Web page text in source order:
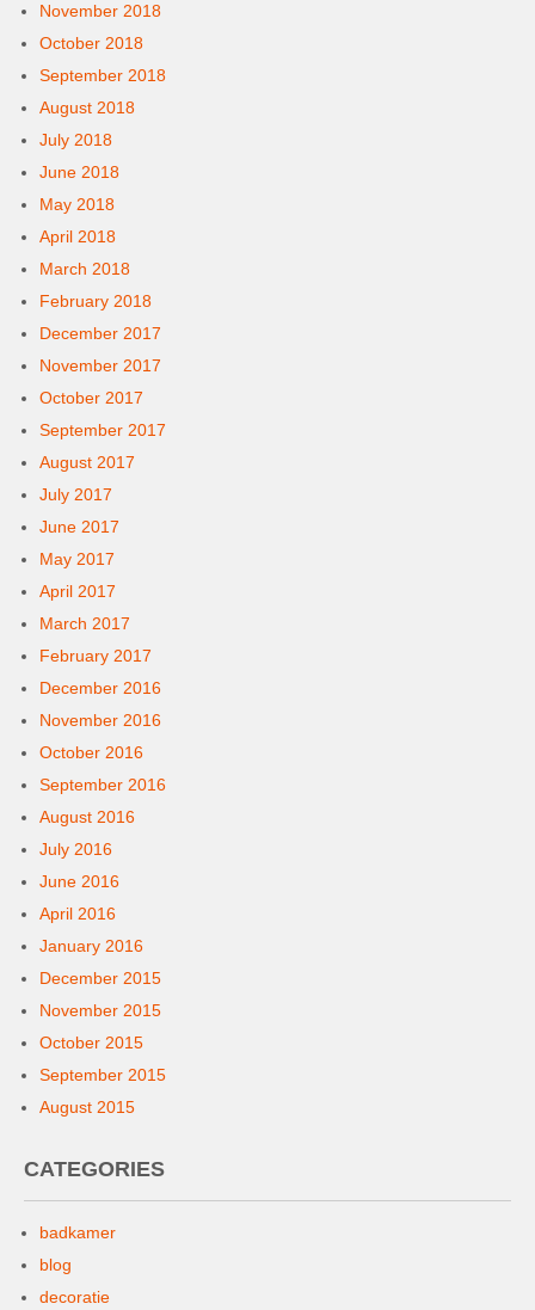
November 2018
October 2018
September 2018
August 2018
July 2018
June 2018
May 2018
April 2018
March 2018
February 2018
December 2017
November 2017
October 2017
September 2017
August 2017
July 2017
June 2017
May 2017
April 2017
March 2017
February 2017
December 2016
November 2016
October 2016
September 2016
August 2016
July 2016
June 2016
April 2016
January 2016
December 2015
November 2015
October 2015
September 2015
August 2015
CATEGORIES
badkamer
blog
decoratie